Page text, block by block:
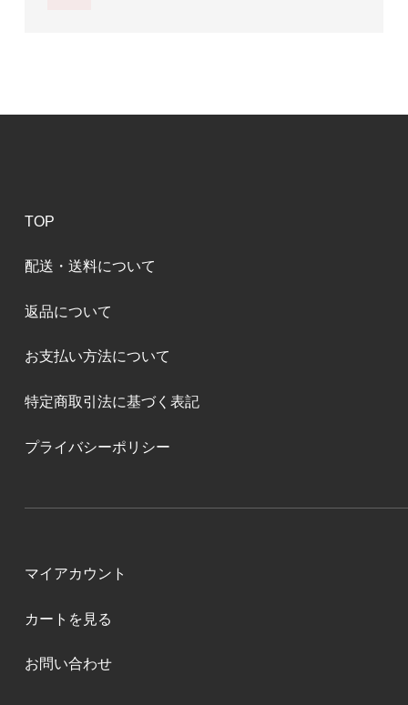
TOP
配送・送料について
返品について
お支払い方法について
特定商取引法に基づく表記
プライバシーポリシー
マイアカウント
カートを見る
お問い合わせ